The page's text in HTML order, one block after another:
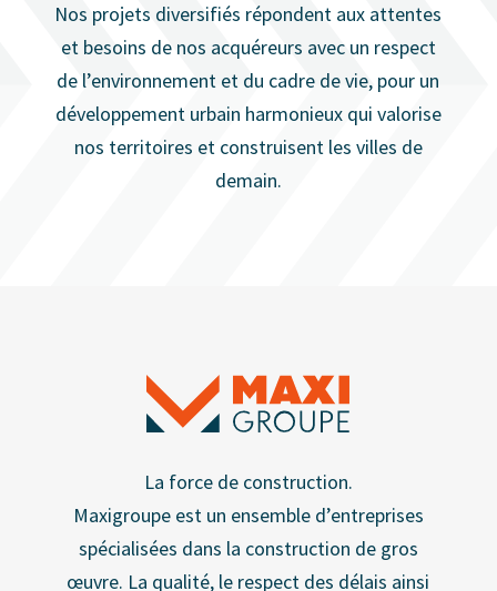
Nos projets diversifiés répondent aux attentes
et besoins de nos acquéreurs avec un respect
de l’environnement et du cadre de vie, pour un
développement urbain harmonieux qui valorise
nos territoires et construisent les villes de
demain.
La force de construction.
Maxigroupe est un ensemble d’entreprises
spécialisées dans la construction de gros
œuvre. La qualité, le respect des délais ainsi